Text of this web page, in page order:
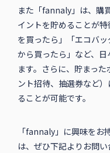
また「fannaly」は、購
イントを貯めることが
を買ったら」「エコバ
から買ったら」など、
ます。さらに、貯まっ
ント招待、抽選券など
ることが可能です。
「fannaly」に興味をお
は、ぜひ下記よりお問い